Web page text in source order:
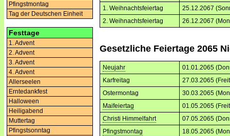
Pfingstmontag
Tag der Deutschen Einheit
Festtage
1. Advent
2. Advent
3. Advent
4. Advent
Allerseelen
Erntedankfest
Halloween
Heiligabend
Muttertag
Pfingstsonntag
1. Weihnachtsfeiertag
25.12.2067
2. Weihnachtsfeiertag
26.12.2067
Gesetzliche Feiertage 2065
Neujahr
01.01.2065
Karfreitag
27.03.2065
Ostermontag
30.03.2065
Maifeiertag
01.05.2065
Christi Himmelfahrt
07.05.2065
Pfingstmontag
18.05.2065